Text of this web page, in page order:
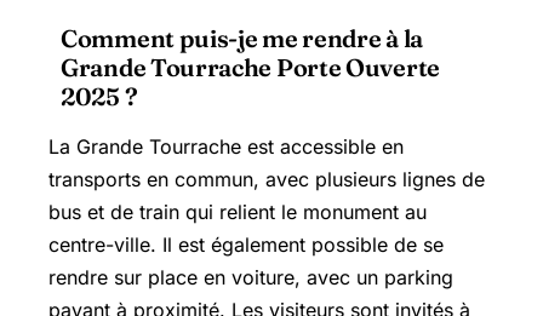
Comment puis-je me rendre à la
Grande Tourrache Porte Ouverte
2025 ?
La Grande Tourrache est accessible en
transports en commun, avec plusieurs lignes de
bus et de train qui relient le monument au
centre-ville. Il est également possible de se
rendre sur place en voiture, avec un parking
payant à proximité. Les visiteurs sont invités à